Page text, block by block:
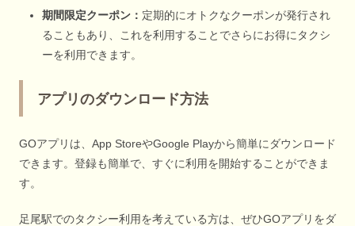
期間限定クーポン： 定期的にオトクなクーポンが発行され
ることもあり、これを利用することでさらにお得にタクシ
ーを利用できます。
アプリのダウンロード方法
GOアプリは、App StoreやGoogle Playから簡単にダウンロード
できます。登録も簡単で、すぐに利用を開始することができま
す。
足尾駅でのタクシー利用を考えている方は、ぜひGOアプリをダ